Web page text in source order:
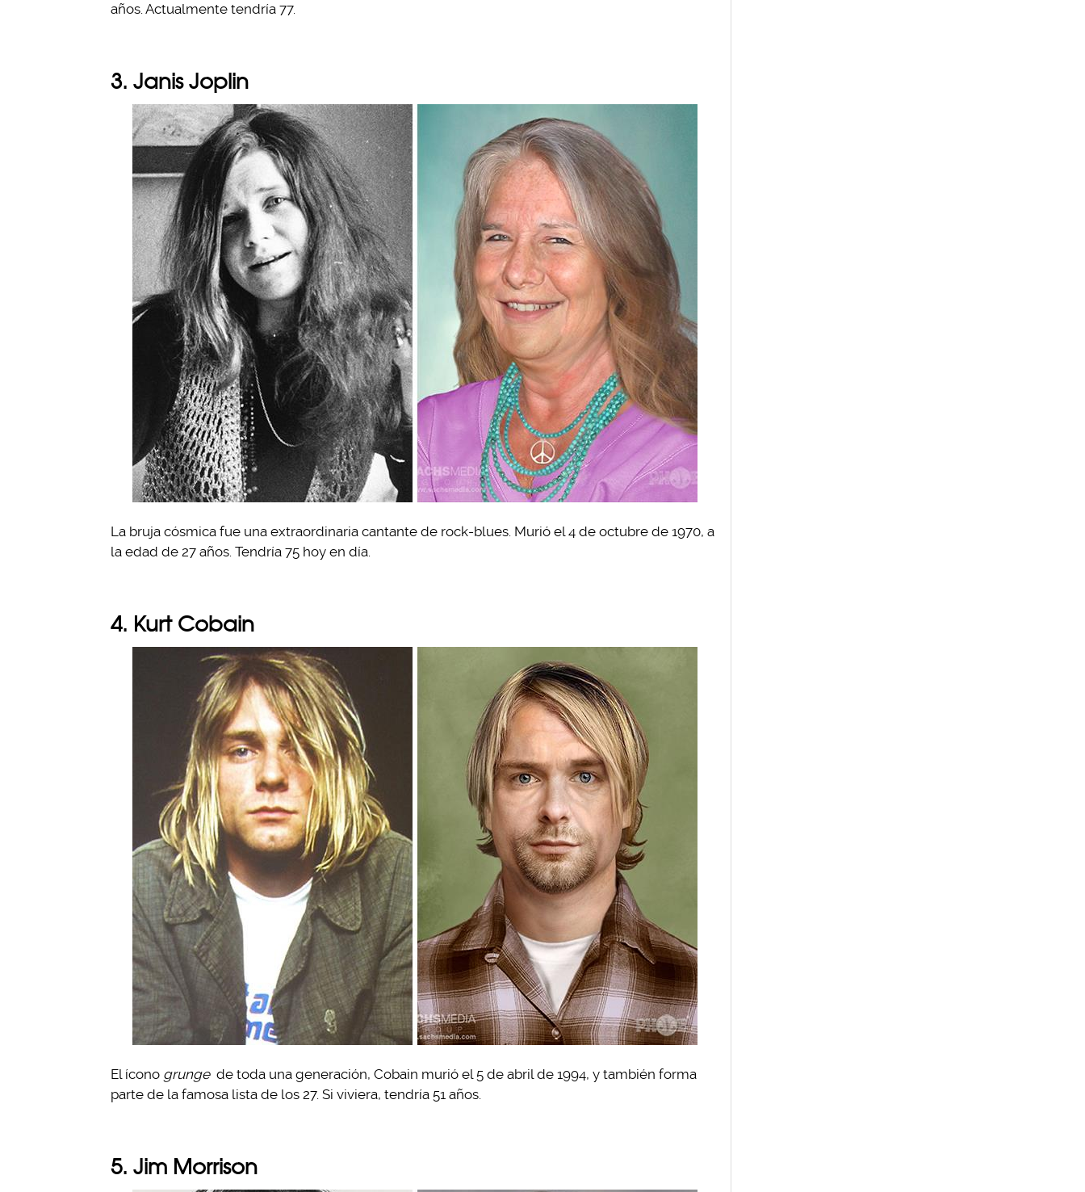
años. Actualmente tendría 77.
3. Janis Joplin
La bruja cósmica fue una extraordinaria cantante de rock-blues. Murió el 4 de octubre de 1970, a
la edad de 27 años. Tendría 75 hoy en día.
4. Kurt Cobain
El ícono grunge de toda una generación, Cobain murió el 5 de abril de 1994, y también forma
parte de la famosa lista de los 27. Si viviera, tendría 51 años.
5. Jim Morrison